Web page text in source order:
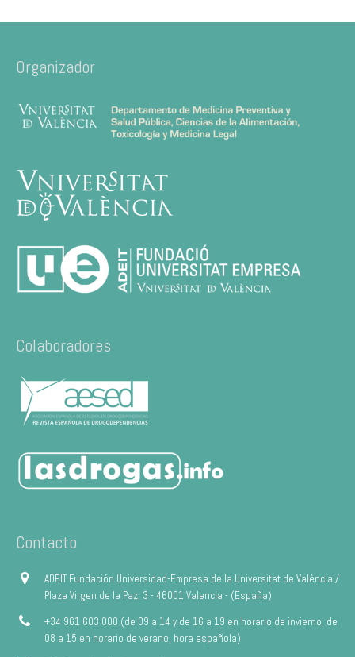
Organizador
Colaboradores
Contacto
ADEIT Fundación Universidad-Empresa de la Universitat de València /
Plaza Virgen de la Paz, 3 - 46001 Valencia - (España)
+34 961 603 000 (de 09 a 14 y de 16 a 19 en horario de invierno; de
08 a 15 en horario de verano, hora española)